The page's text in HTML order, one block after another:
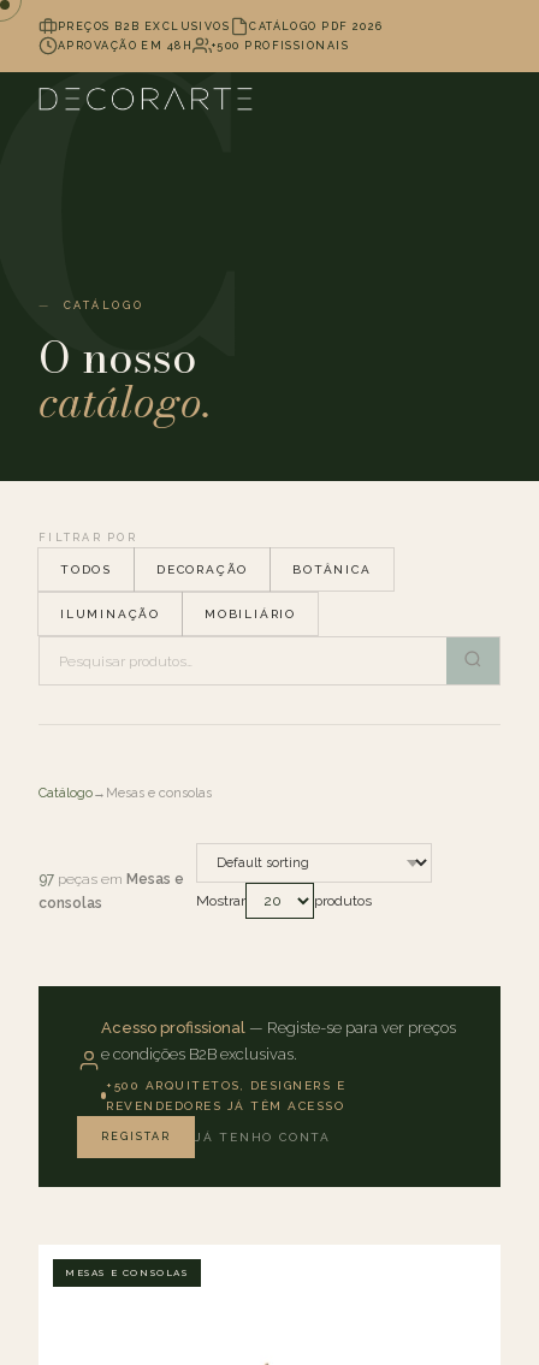
PREÇOS B2B EXCLUSIVOS
CATÁLOGO PDF 2026
APROVAÇÃO EM 48H
+500 PROFISSIONAIS
CATÁLOGO
O nosso
catálogo.
FILTRAR POR
TODOS DECORAÇÃO BOTÂNICA
ILUMINAÇÃO MOBILIÁRIO
Catálogo→ Mesas e consolas
97 peças em Mesas e
consolas
Mostrar produtos
Acesso profissional — Registe-se para ver preços
e condições B2B exclusivas.
+500 ARQUITETOS, DESIGNERS E
REVENDEDORES JÁ TÊM ACESSO
REGISTAR JÁ TENHO CONTA
MESAS E CONSOLAS